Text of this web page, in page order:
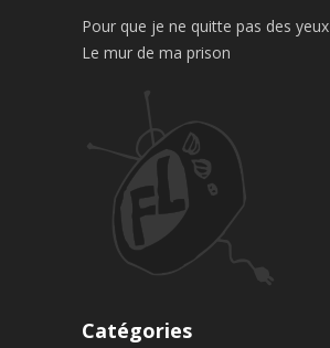
Pour que je ne quitte pas des yeux
Le mur de ma prison
Catégories